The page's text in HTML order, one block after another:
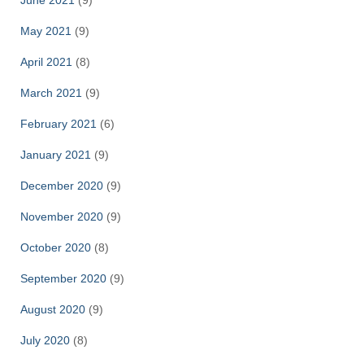
May 2021 (9)
April 2021 (8)
March 2021 (9)
February 2021 (6)
January 2021 (9)
December 2020 (9)
November 2020 (9)
October 2020 (8)
September 2020 (9)
August 2020 (9)
July 2020 (8)